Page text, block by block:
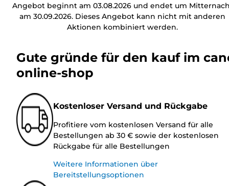
Angebot beginnt am 03.08.2026 und endet um
am 30.09.2026. Dieses Angebot kann nicht mit anderen
Aktionen kombiniert werden.
Gute gründe für den kauf im
online-shop
Kostenloser Versand und Rückgabe
Profitiere vom kostenlosen Versand für alle
Bestellungen ab 30 € sowie der kostenlosen
Rückgabe für alle Bestellungen
Weitere Informationen über
Bereitstellungsoptionen